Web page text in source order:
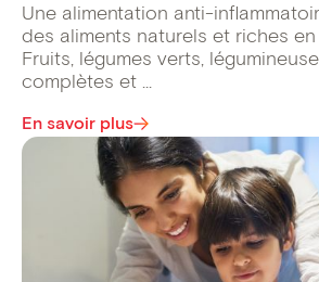
Une alimentation anti-
des aliments naturels et riches
Fruits, légumes verts,
complètes et ...
En savoir plus